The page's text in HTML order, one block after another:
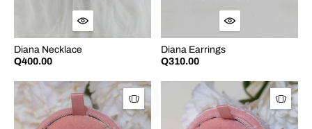
Diana Necklace
Q400.00
Diana Earrings
Q310.00